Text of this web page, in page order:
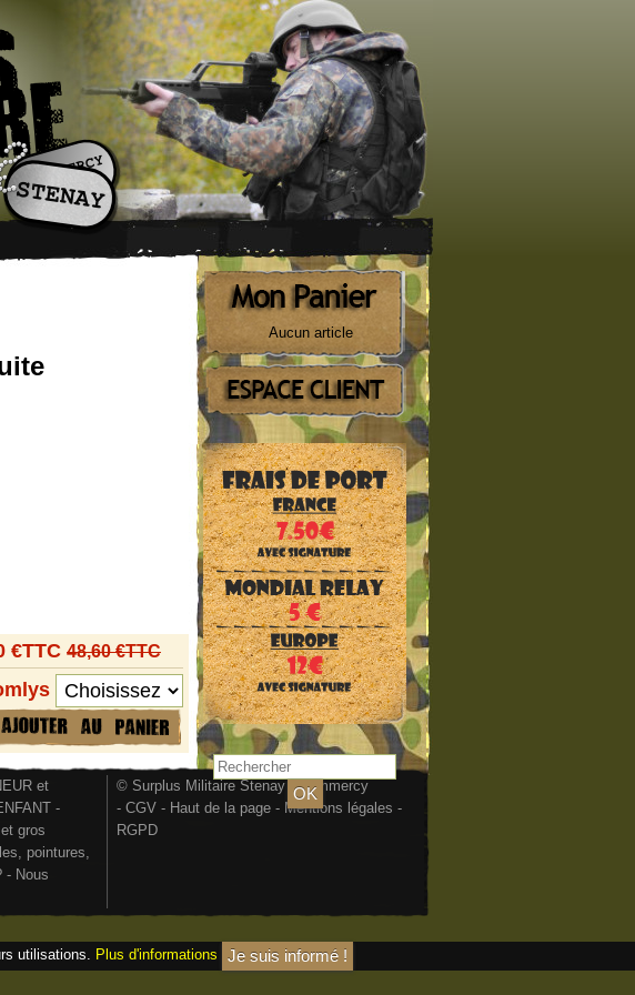
Aucun article
€TTC 48,60 €TTC
et
-
gros
pointures,
- Nous
© Surplus Militaire Stenay - Commercy
- CGV - Haut de la page - Mentions légales -
RGPD
utilisations. Plus d'informations